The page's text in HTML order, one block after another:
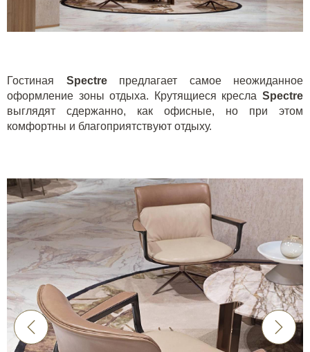
Гостиная Spectre
предлагает самое неожиданное
оформление зоны отдыха. Крутящиеся кресла Spectre
выглядят сдержанно, как офисные, но при этом
комфортны и благоприятствуют отдыху.